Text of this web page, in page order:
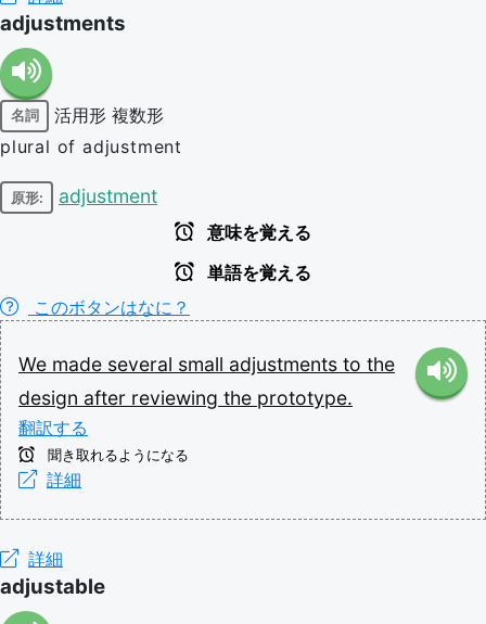
adjustments
名詞 活用形 複数形
plural of adjustment
原形: adjustment
意味を覚える
単語を覚える
このボタンはなに？
We made several small adjustments to the
design after reviewing the prototype.
翻訳する
聞き取れるようになる
詳細
詳細
adjustable